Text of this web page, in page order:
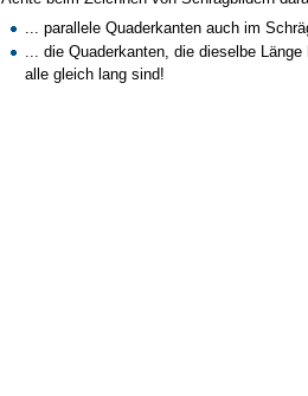
... parallele Quaderkanten auch im
... die Quaderkanten, die dieselbe
alle gleich lang sind!